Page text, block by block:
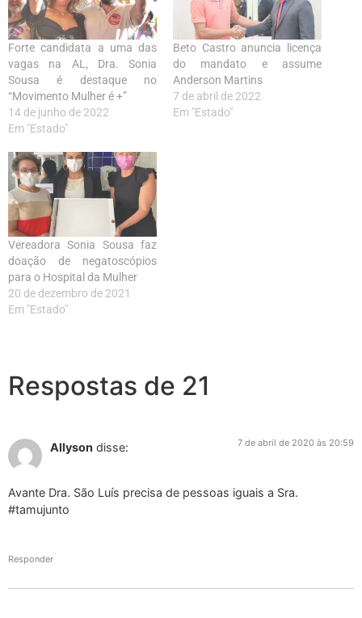
Forte candidata a uma das
vagas na AL, Dra. Sonia
Sousa é destaque no
“Movimento Mulher é +”
14 de junho de 2022
Em "Estado"
Beto Castro anuncia licença
do mandato e assume
Anderson Martins
7 de abril de 2022
Em "Estado"
Vereadora Sonia Sousa faz
doação de negatoscópios
para o Hospital da Mulher
20 de dezembro de 2021
Em "Estado"
Respostas de 21
Allyson disse: 7 de abril de 2020 às 20:59
Avante Dra. São Luís precisa de pessoas iguais a Sra.
#tamujunto
Responder